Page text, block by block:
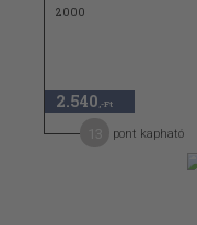
2000
2.540 ,-Ft
pont kapható